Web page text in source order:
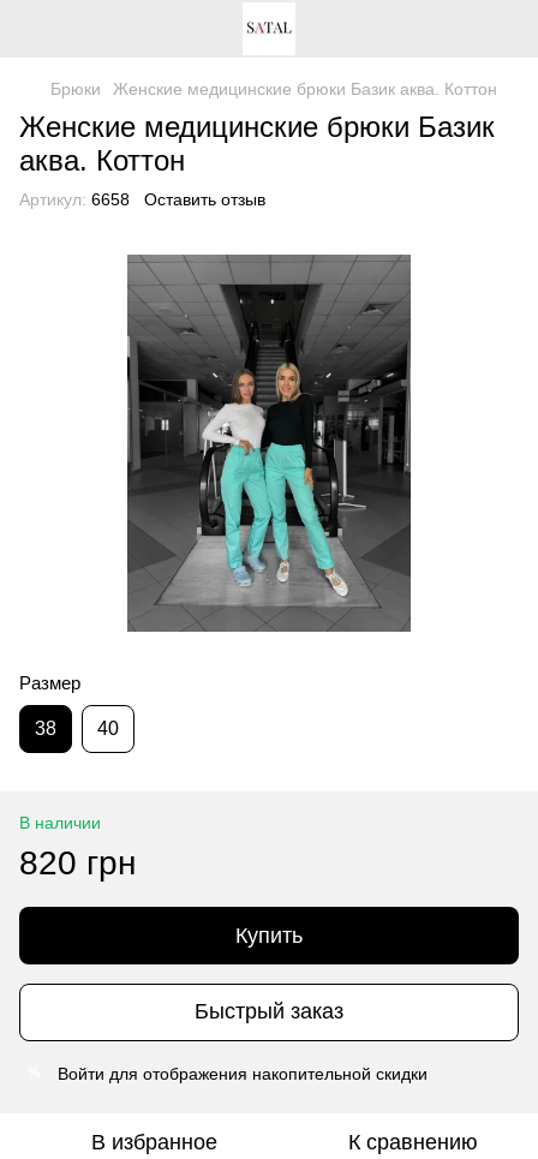
Брюки Женские медицинские брюки Базик аква. Коттон
Женские медицинские брюки Базик
аква. Коттон
Артикул: 6658 Оставить отзыв
Размер
38 40
В наличии
820 грн
Купить
Быстрый заказ
Войти для отображения накопительной скидки
В избранное К сравнению